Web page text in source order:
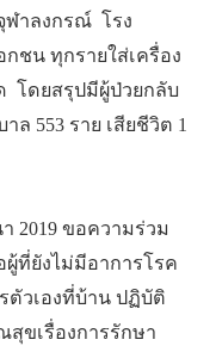
ฬาลงกรณ์ โรง
ชน ทุกรายใส่เครื่อง
โดยสรุปมีผู้ป่วยกลับ
ล 553 ราย เสียชีวิต 1
2019 ขอความร่วม
ที่ยังไม่มีอาการโรค
ตัวเองที่บ้าน ปฏิบัติ
ขเรื่องการรักษา